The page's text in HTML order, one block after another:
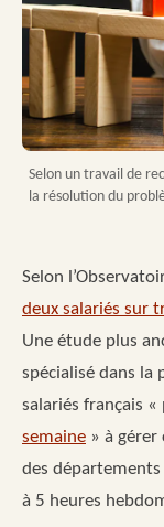
Selon un travail de
la résolution du
Selon
deux salariés sur
Une étude plus
spécialisé dans la
salariés français «
semaine » à gérer
des
à 5 heures